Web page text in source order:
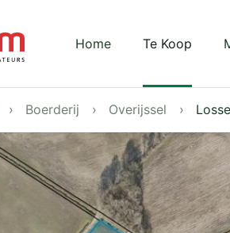
Home Te Koop
Darkmode: Off
Boerderij Overijssel